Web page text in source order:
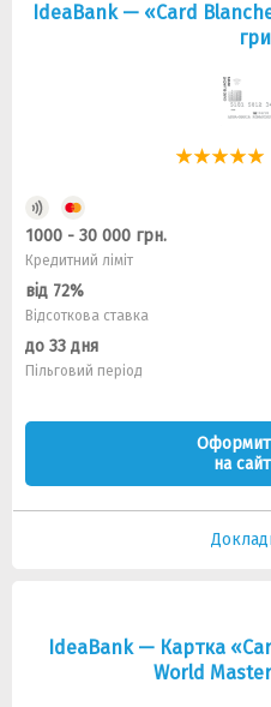
IdeaBank — «Card
1000 - 30 000 грн.
Кредитний ліміт
від 72%
Відсоткова ставка
до 33 дня
Пільговий період
на
IdeaBank — Картка
World